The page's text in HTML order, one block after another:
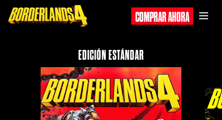
COMPRAR AHORA
EDICIÓN ESTÁNDAR